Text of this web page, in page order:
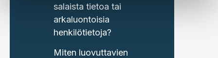
salaista tietoa tai
arkaluontoisia
henkilötietoja?
Miten luovuttavien